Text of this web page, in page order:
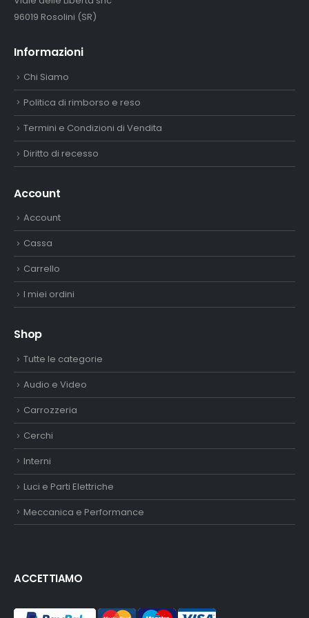
96019 Rosolini (SR)
Informazioni
Chi Siamo
Politica di rimborso e reso
Termini e Condizioni di Vendita
Diritto di recesso
Account
Account
Cassa
Carrello
I miei ordini
Shop
Tutte le categorie
Audio e Video
Carrozzeria
Cerchi
Interni
Luci e Parti Elettriche
Meccanica e Performance
ACCETTIAMO